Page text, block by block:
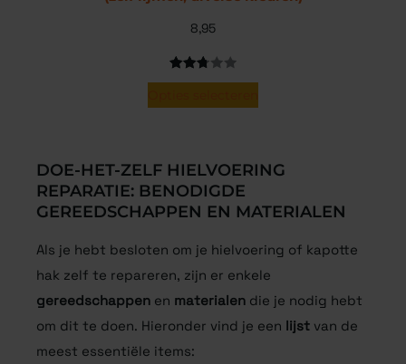
8,95
Gewaardeerd
5
klantbeoordelingen
DOE-HET-ZELF HIELVOERING
REPARATIE: BENODIGDE
GEREEDSCHAPPEN EN MATERIALEN
Als je hebt besloten om je hielvoering of kapotte
hak zelf te repareren, zijn er enkele
gereedschappen en materialen die je nodig hebt
om dit te doen. Hieronder vind je een lijst van de
meest essentiële items: